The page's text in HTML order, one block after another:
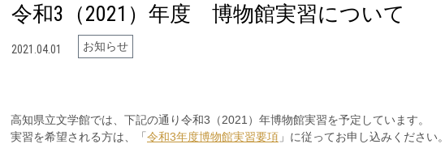
令和3（2021）年度 博物館実習について
2021.04.01 お知らせ
高知県立文学館では、下記の通り令和3（2021）年博物館実習を予定しています。
実習を希望される方は、「令和3年度博物館実習要項 」に従ってお申し込みください。